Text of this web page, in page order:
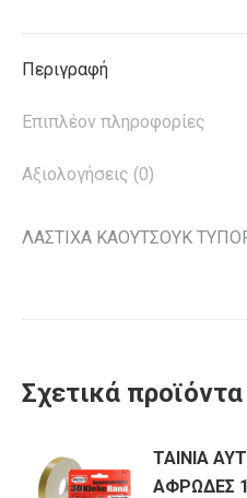
Περιγραφή
Επιπλέον πληροφορίες
Αξιολογήσεις (0)
ΛΑΣΤΙΧΑ ΚΑΟΥΤΣΟΥΚ
Σχετικά προϊόντα
ΤΑΙΝΙΑ
ΑΦΡΩΔΕΣ